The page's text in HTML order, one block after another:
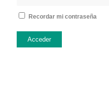
Recordar mi contraseña
Acceder